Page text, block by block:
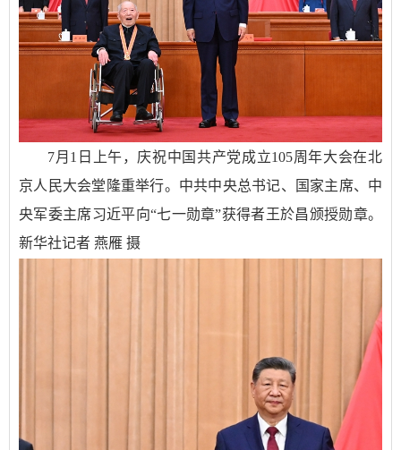
7月1日上午，庆祝中国共产党成立105周年大会在北
京人民大会堂隆重举行。中共中央总书记、国家主席、中
央军委主席习近平向“七一勋章”获得者王於昌颁授勋章。
新华社记者 燕雁 摄